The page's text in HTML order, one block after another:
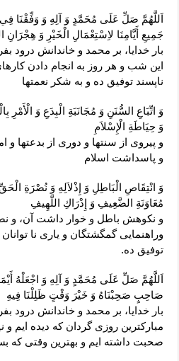
اَللَّهُمَّ صَلِّ عَلَى مُحَمَّدٍ وَ آلِهِ وَ وَفِّقْنَا فِي
جَمِيعِ أَيَّامِنَا لاِسْتِعْمَالِ الْخَيْرِ وَ هِجْرَانِ
بار خدايا، بر محمد و خاندانش درود
اين شب و هر روز به انجام دادن
ناپسند توفيق ده و به شكر نعمتها
وَ اتِّبَاعِ السُّنَنِ وَ مُجَانَبَةِ الْبِدَعِ وَ الْأَمْرِ
وَ حِيَاطَةِ الْإِسْلاَمِ‏
و پيروى از سنتها و دورى از بدعتها و
و پاسداشت اسلام‏
وَ انْتِقَاصِ الْبَاطِلِ وَ إِذْلاَلِهِ وَ نُصْرَةِ
مُعَاوَنَةِ الضَّعِيفِ وَ إِدْرَاكِ اللَّهِيفِ‏
و نكوهش باطل و خوار داشت آن، و
وراهنمايى گمگشتگان و يارى نا
توفيق ده.
اَللَّهُمَّ صَلِّ عَلَى مُحَمَّدٍ وَ آلِهِ وَ اجْعَلْهُ
صَاحِبٍ صَحِبْنَاهُ وَ خَيْرَ وَقْتٍ ظَلِلْنَا فِيهِ‏
بار خدايا، بر محمد و خاندانش درود
مبارك‏ترين روزى گردان كه ديده ‏ايم و
صحبت داشته ‏ايم و بهترين وقتى كه